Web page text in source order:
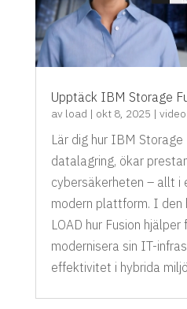
Upptäck IBM Storage
av load | okt 8, 2025 | video
Lär dig hur IBM Storage
datalagring, ökar
cybersäkerheten – allt i
modern plattform. I den
LOAD hur Fusion
modernisera sin IT-
effektivitet i hybrida